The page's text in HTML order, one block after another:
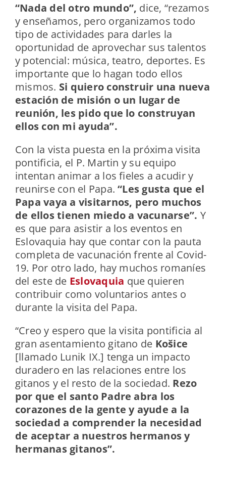
“Nada del otro mundo”, dice, “rezamos
y enseñamos, pero organizamos todo
tipo de actividades para darles la
oportunidad de aprovechar sus talentos
y potencial: música, teatro, deportes. Es
importante que lo hagan todo ellos
mismos. Si quiero construir una nueva
estación de misión o un lugar de
reunión, les pido que lo construyan
ellos con mi ayuda”.
Con la vista puesta en la próxima visita
pontificia, el P. Martin y su equipo
intentan animar a los fieles a acudir y
reunirse con el Papa.“Les gusta que el
Papa vaya a visitarnos, pero muchos
de ellos tienen miedo a vacunarse”. Y
es que para asistir a los eventos en
Eslovaquia hay que contar con la pauta
completa de vacunación frente al Covid-
19. Por otro lado, hay muchos romaníes
del este de Eslovaquia que quieren
contribuir como voluntarios antes o
durante la visita del Papa.
“Creo y espero que la visita pontificia al
gran asentamiento gitano de Košice
[llamado Lunik IX.] tenga un impacto
duradero en las relaciones entre los
gitanos y el resto de la sociedad. Rezo
por que el santo Padre abra los
corazones de la gente y ayude a la
sociedad a comprender la necesidad
de aceptar a nuestros hermanos y
hermanas gitanos”.